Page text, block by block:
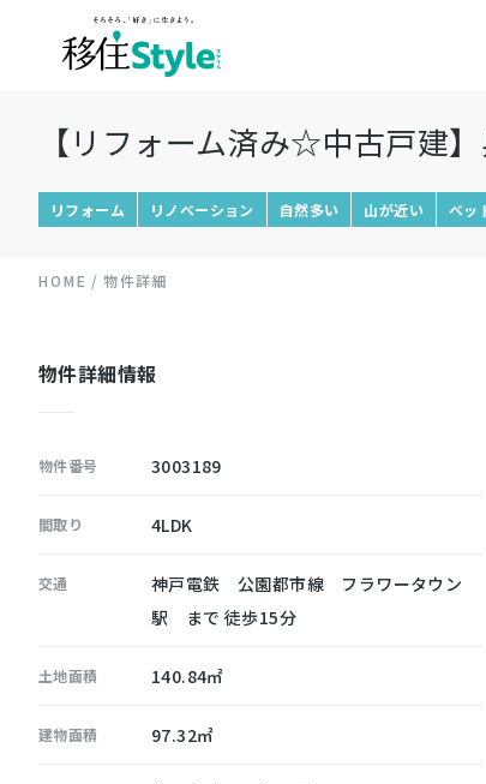
【リフォーム済み☆中古戸建
リフォーム リノベーション 自然多い 山が近い ベッ
HOME 物件詳細
物件詳細情報
物件番号 3003189
間取り 4LDK
交通
神戸電鉄 公園都市線 フラワータウン
駅 まで 徒歩15分
土地面積 140.84㎡
建物面積 97.32㎡